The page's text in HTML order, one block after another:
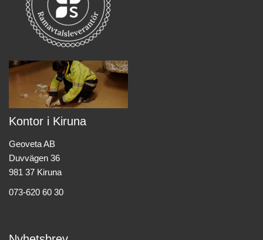
Kontor i Kiruna
Geoveta AB
Duvvägen 36
981 37 Kiruna
073-620 60 30